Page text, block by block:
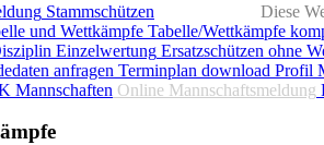
Diese
Stammschützen
und Wettkämpfe Tabelle/Wettkämpfe
Einzelwertung Ersatzschützen ohne
anfragen Terminplan download Profil
Mannschaften Online Mannschaftsmeldung